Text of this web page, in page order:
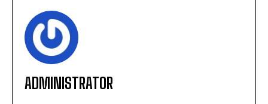
ADMINISTRATOR